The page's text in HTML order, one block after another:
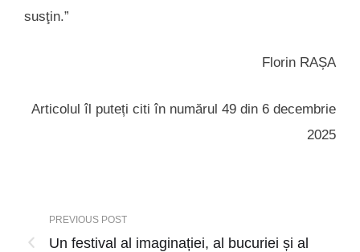
susţin.”
Florin RAȘA
Articolul îl puteți citi în numărul 49 din 6 decembrie
2025
PREVIOUS POST
Un festival al imaginației, al bucuriei și al